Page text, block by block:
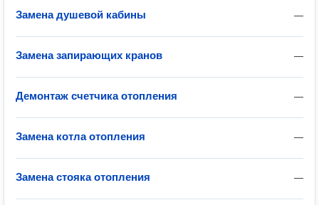
—
Замена душевой кабины
—
Замена запирающих кранов
—
Демонтаж счетчика отопления
—
Замена котла отопления
—
Замена стояка отопления